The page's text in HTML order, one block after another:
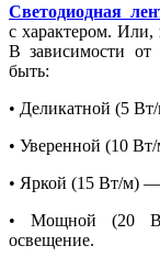
Светодиодная
с характером. Или,
В зависимости
быть:
• Деликатной (5
• Уверенной (10
• Яркой (15 Вт/м) —
• Мощной (20
освещение.